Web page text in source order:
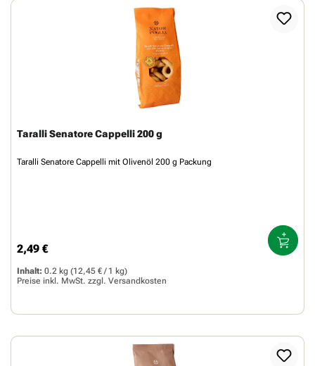
Taralli Senatore Cappelli 200 g
Taralli Senatore Cappelli mit Olivenöl 200 g Packung
Regulärer Preis:
2,49 €
Inhalt: 0.2 kg (12,45 € / 1 kg)
Preise inkl. MwSt. zzgl. Versandkosten